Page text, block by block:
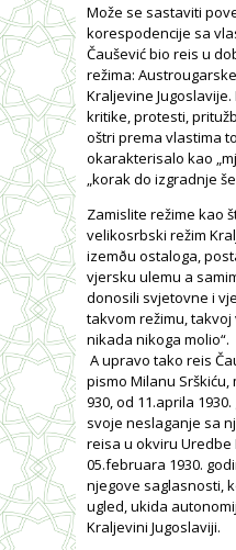
Može se sastaviti
korespodencije sa
Čaušević bio reis u
režima:
Kraljevine
kritike, protesti,
oštri prema vlastima
okarakterisalo kao
„korak do izgradnje
Zamislite režime kao
velikosrbski režim
izemðu ostaloga,
vjersku ulemu a
donosili svjetovne i
takvom režimu, takvoj
nikada nikoga molio“.
A upravo tako reis
pismo Milanu
930, od 11.aprila
svoje neslaganje sa
reisa u okviru
05.februara 1930.
njegove saglasnosti,
ugled, ukida
Kraljevini Jugoslaviji.